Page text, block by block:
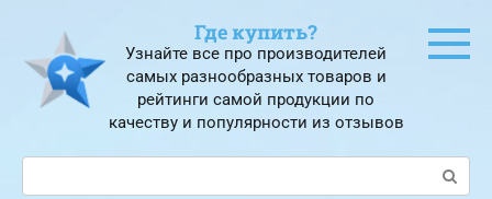
контенту
Где купить?
Узнайте все про производителей
самых разнообразных товаров и
рейтинги самой продукции по
качеству и популярности из отзывов
Поиск: